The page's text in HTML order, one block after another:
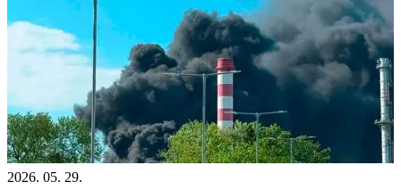
2026. 05. 29.